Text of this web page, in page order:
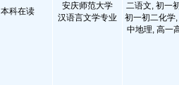
本科在读
安庆师范大学
汉语言文学专业
二语文, 初一
初一初二化学
中地理, 高一